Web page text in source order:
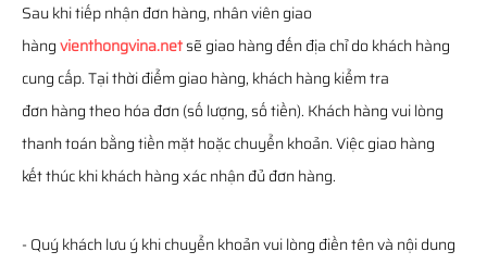
Sau khi tiếp nhận đơn hàng, nhân viên giao
hàngvienthongvina.netsẽ giao hàng đến địa chỉ do khách hàng
cung cấp. Tại thời điểm giao hàng, khách hàng kiểm tra
đơn hàng theo hóa đơn (số lượng, số tiền). Khách hàng vui lòng
thanh toán bằng tiền mặt hoặc chuyển khoản. Việc giao hàng
kết thúc khi khách hàng xác nhận đủ đơn hàng.
- Quý khách lưu ý khi chuyển khoản vui lòng điền tên và nội dung